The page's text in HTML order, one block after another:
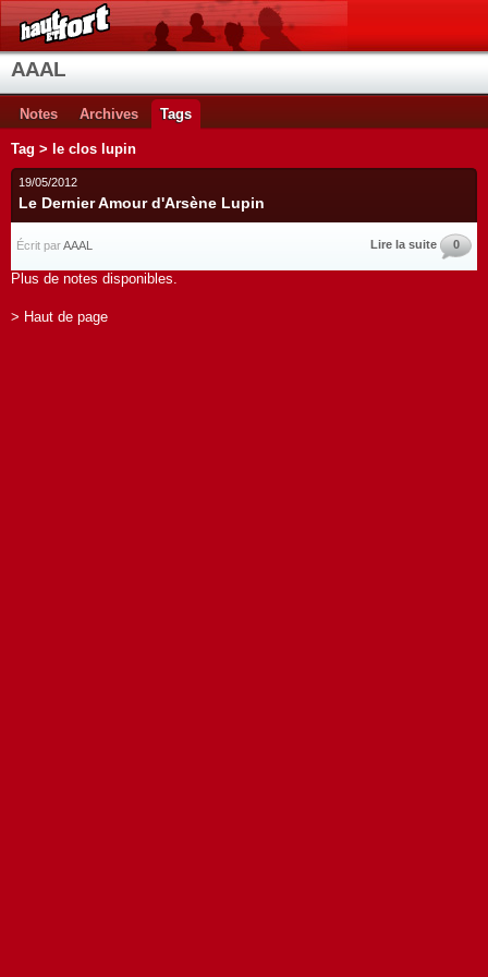
AAAL
Notes Archives Tags
Tag > le clos lupin
19/05/2012
Le Dernier Amour d'Arsène Lupin
Écrit parAAAL Lire la suite 0
Plus de notes disponibles.
> Haut de page